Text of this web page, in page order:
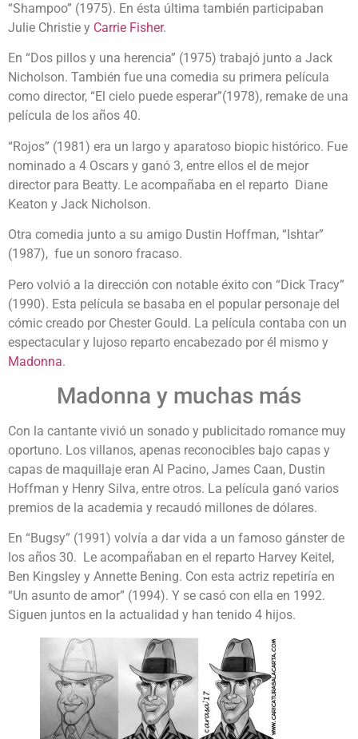
“Shampoo” (1975). En ésta última también participaban
Julie Christie y Carrie Fisher.
En “Dos pillos y una herencia” (1975) trabajó junto a Jack
Nicholson. También fue una comedia su primera película
como director, “El cielo puede esperar”(1978), remake de una
película de los años 40.
“Rojos” (1981) era un largo y aparatoso biopic histórico. Fue
nominado a 4 Oscars y ganó 3, entre ellos el de mejor
director para Beatty. Le acompañaba en el reparto Diane
Keaton y Jack Nicholson.
Otra comedia junto a su amigo Dustin Hoffman, “Ishtar”
(1987), fue un sonoro fracaso.
Pero volvió a la dirección con notable éxito con “Dick Tracy”
(1990). Esta película se basaba en el popular personaje del
cómic creado por Chester Gould. La película contaba con un
espectacular y lujoso reparto encabezado por él mismo y
Madonna.
Madonna y muchas más
Con la cantante vivió un sonado y publicitado romance muy
oportuno. Los villanos, apenas reconocibles bajo capas y
capas de maquillaje eran Al Pacino, James Caan, Dustin
Hoffman y Henry Silva, entre otros. La película ganó varios
premios de la academia y recaudó millones de dólares.
En “Bugsy” (1991) volvía a dar vida a un famoso gánster de
los años 30. Le acompañaban en el reparto Harvey Keitel,
Ben Kingsley y Annette Bening. Con esta actriz repetiría en
“Un asunto de amor” (1994). Y se casó con ella en 1992.
Siguen juntos en la actualidad y han tenido 4 hijos.